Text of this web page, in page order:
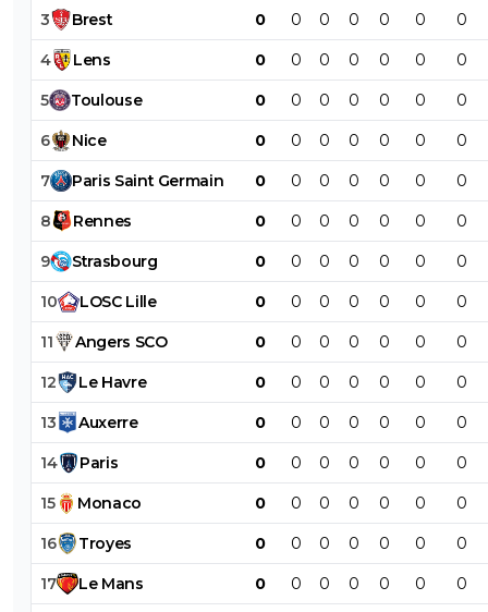
3 Brest 0 0 0 0 0 0 0
4 Lens 0 0 0 0 0 0 0
5 Toulouse 0 0 0 0 0 0 0
6 Nice 0 0 0 0 0 0 0
7 Paris Saint Germain 0 0 0 0 0 0 0
8 Rennes 0 0 0 0 0 0 0
9 Strasbourg 0 0 0 0 0 0 0
10 LOSC Lille 0 0 0 0 0 0 0
11 Angers SCO 0 0 0 0 0 0 0
12 Le Havre 0 0 0 0 0 0 0
13 Auxerre 0 0 0 0 0 0 0
14 Paris 0 0 0 0 0 0 0
15 Monaco 0 0 0 0 0 0 0
16 Troyes 0 0 0 0 0 0 0
17 Le Mans 0 0 0 0 0 0 0